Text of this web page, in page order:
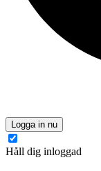
Logga in nu
Håll dig inloggad